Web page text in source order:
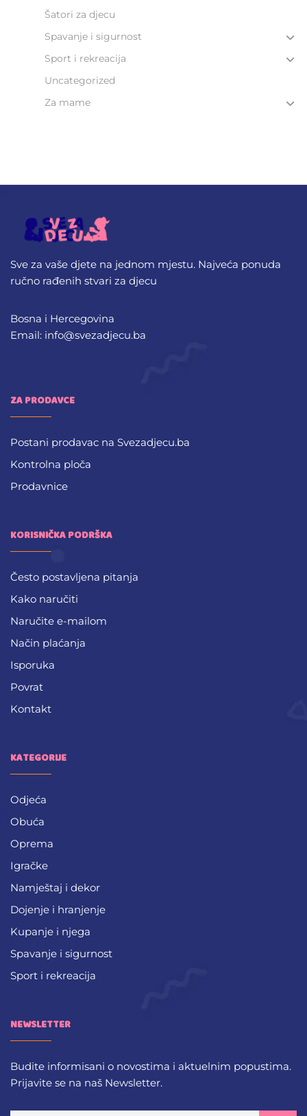
Šatori za djecu
Spavanje i sigurnost
Sport i rekreacija
Uncategorized
Za mame
Sve za vaše djete na jednom mjestu. Najveća ponuda
ručno rađenih stvari za djecu
Bosna i Hercegovina
Email: info@svezadjecu.ba
ZA PRODAVCE
Postani prodavac na Svezadjecu.ba
Kontrolna ploča
Prodavnice
KORISNIČKA PODRŠKA
Često postavljena pitanja
Kako naručiti
Naručite e-mailom
Način plaćanja
Isporuka
Povrat
Kontakt
KATEGORIJE
Odjeća
Obuća
Oprema
Igračke
Namještaj i dekor
Dojenje i hranjenje
Kupanje i njega
Spavanje i sigurnost
Sport i rekreacija
NEWSLETTER
Budite informisani o novostima i aktuelnim popustima.
Prijavite se na naš Newsletter.